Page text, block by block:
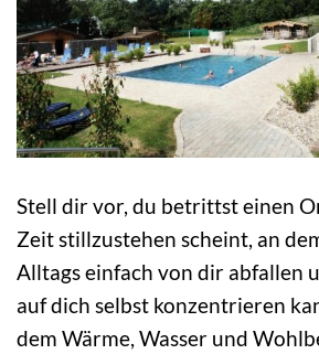
Stell dir vor, du betrittst einen
Zeit stillzustehen scheint, an
Alltags einfach von dir abfallen
auf dich selbst konzentrieren
dem Wärme, Wasser und